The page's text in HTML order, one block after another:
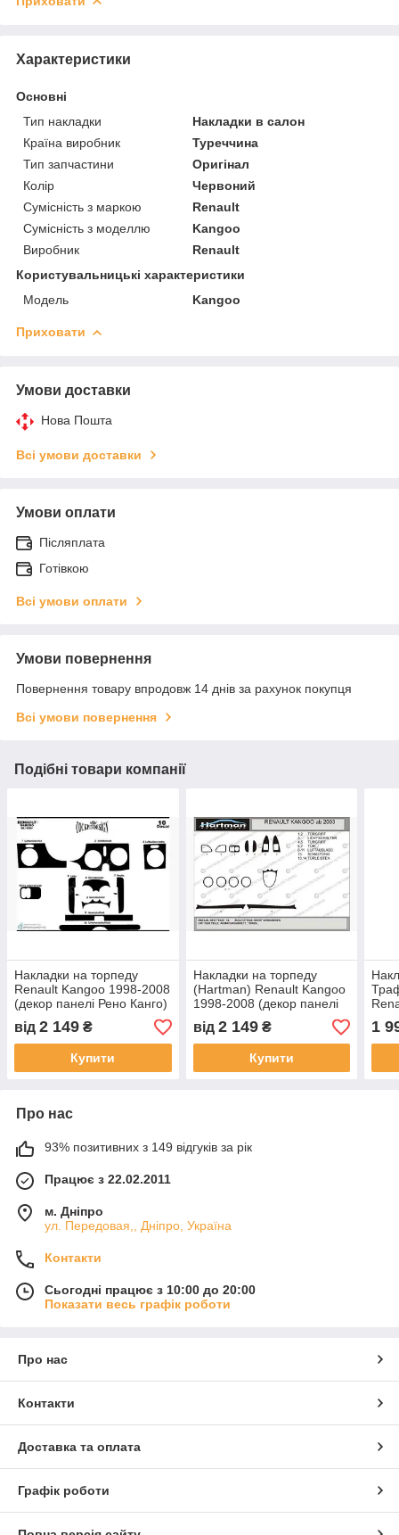
Характеристики
Основні
Тип накладки
Накладки в салон
Країна виробник
Туреччина
Тип запчастини
Оригінал
Колір
Червоний
Сумісність з маркою
Renault
Сумісність з моделлю
Kangoo
Виробник
Renault
Користувальницькі характеристики
Модель
Kangoo
Приховати
Умови доставки
Нова Пошта
Всі умови доставки
Умови оплати
Післяплата
Готівкою
Всі умови оплати
Умови повернення
Повернення товару впродовж 14 днів за рахунок покупця
Всі умови повернення
Подібні товари компанії
Накладки на торпеду
Renault Kangoo 1998-2008
(декор панелі Рено Канго)
від 2 149 ₴
Купити
Накладки на торпеду
(Hartman) Renault Kangoo
1998-2008 (декор панелі
Рено Канго)
від 2 149₴
Купити
1
Про нас
93% позитивних з 149 відгуків за рік
Працює з 22.02.2011
м. Дніпро
ул. Передовая,, Дніпро, Україна
Контакти
Сьогодні працює з 10:00 до 20:00
Показати весь графік роботи
Про нас
Контакти
Доставка та оплата
Графік роботи